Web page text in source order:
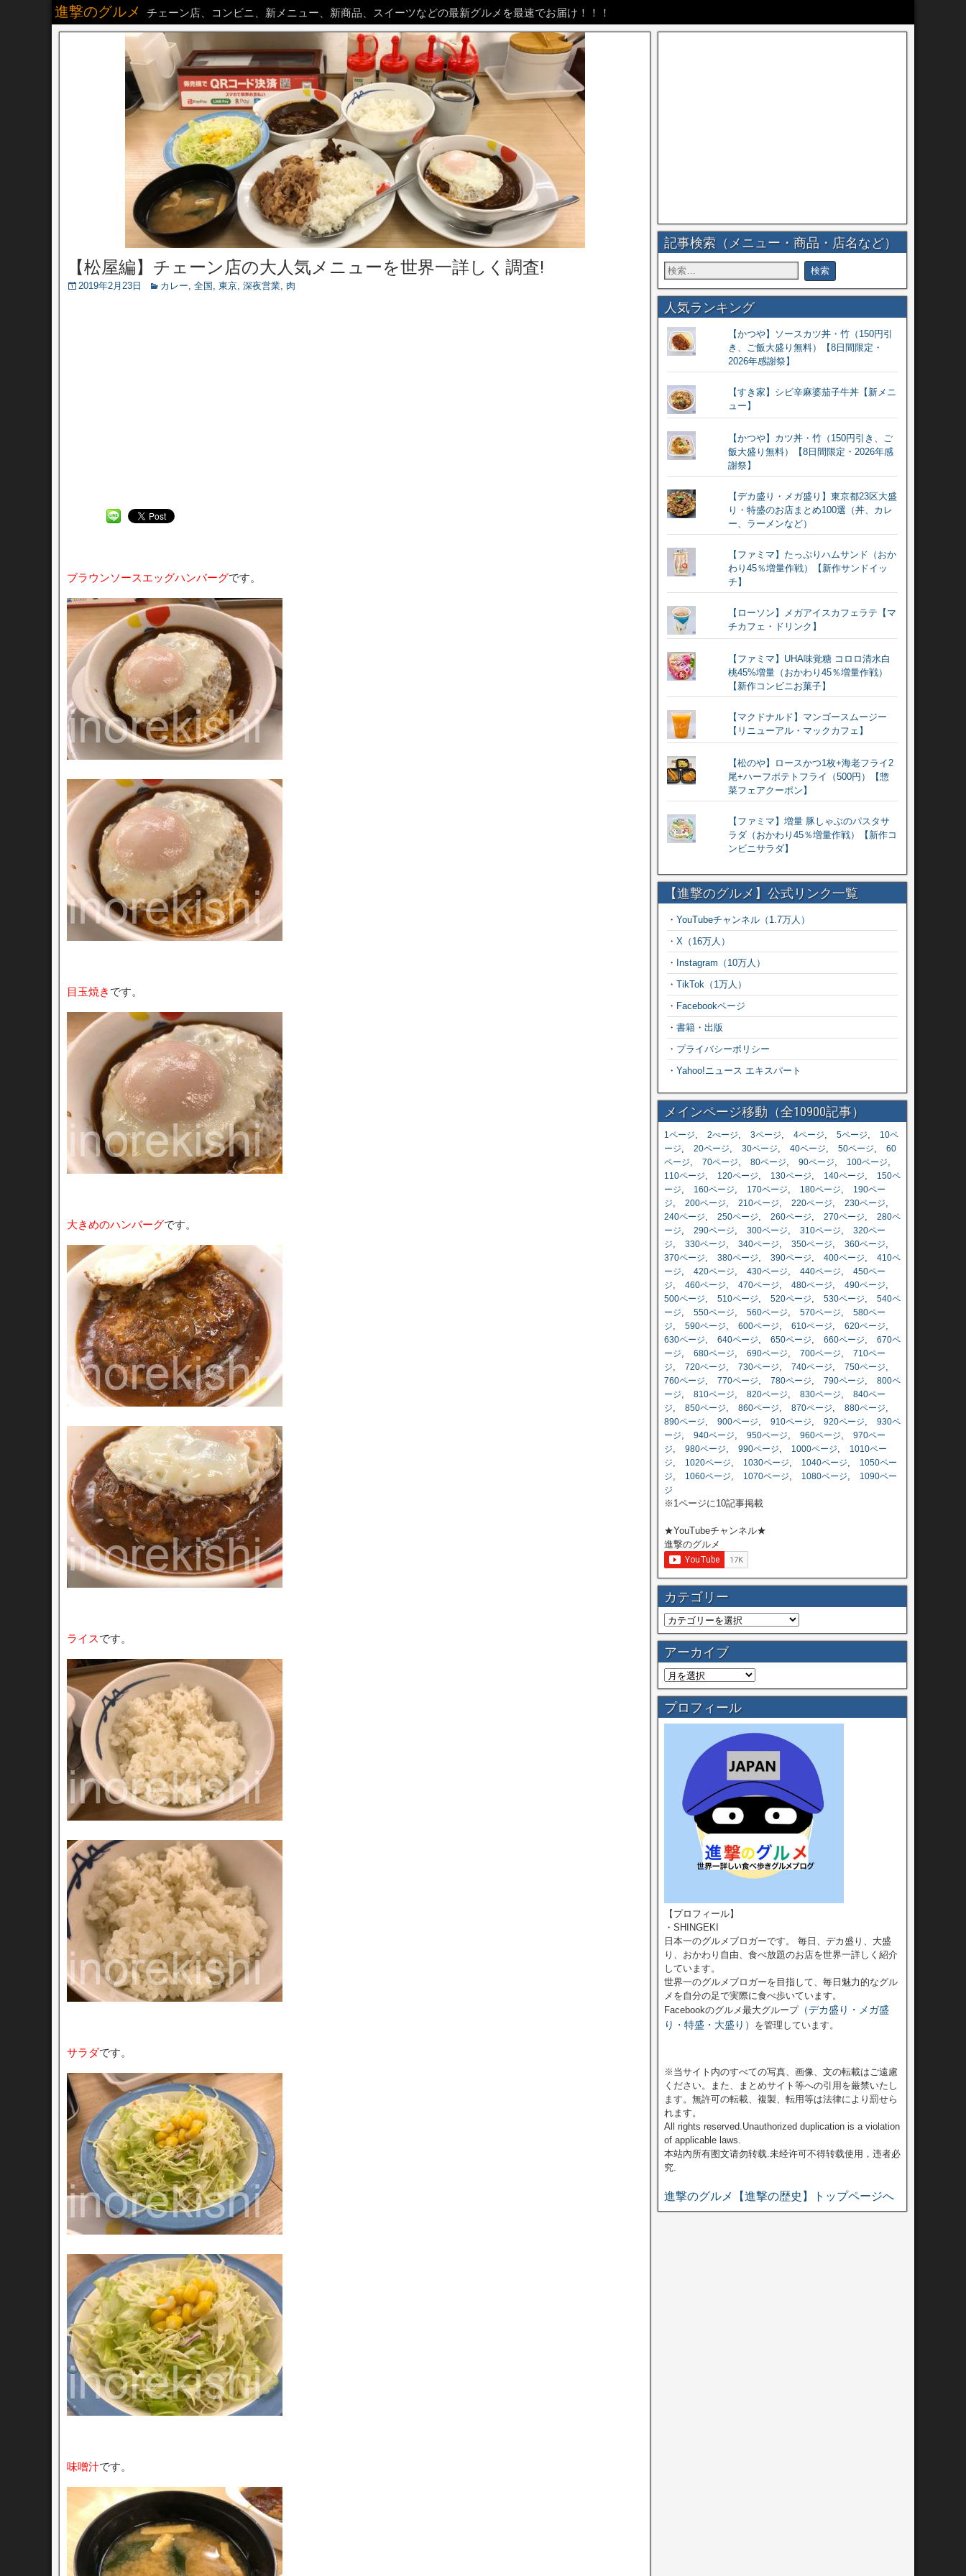
進撃のグルメ チェーン店、コンビニ、新メニュー、新商品、スイーツなどの最新グルメを最速でお届け！！！
【松屋編】チェーン店の大人気メニューを世界一詳しく調査!
2019年2月23日 カレー, 全国 , 東京, 深夜営業, 肉
ブラウンソースエッグハンバーグです。
目玉焼き です。
大きめのハンバーグです。
ライスです。
サラダです。
味噌汁です。
記事検索（メニュー・商品・店名など）
人気ランキング
【かつや】ソースカツ丼・竹（150円引
き、ご飯大盛り無料）【8日間限定・
2026年感謝祭】
【すき家】シビ辛麻婆茄子牛丼【新メニ
ュー】
【かつや】カツ丼・竹（150円引き、ご
飯大盛り無料）【8日間限定・2026年感
謝祭】
【デカ盛り・メガ盛り】東京都23区大盛
り・特盛のお店まとめ100選（丼、カレ
ー、ラーメンなど）
【ファミマ】たっぷりハムサンド（おか
わり45％増量作戦）【新作サンドイッ
チ】
【ローソン】メガアイスカフェラテ【マ
チカフェ・ドリンク】
【ファミマ】UHA味覚糖 コロロ清水白
桃45%増量（おかわり45％増量作戦）
【新作コンビニお菓子】
【マクドナルド】マンゴースムージー
【リニューアル・マックカフェ】
【松のや】ロースかつ1枚+海老フライ2
尾+ハーフポテトフライ（500円）【惣
菜フェアクーポン】
【ファミマ】増量 豚しゃぶのパスタサ
ラダ（おかわり45％増量作戦）【新作コ
ンビニサラダ】
【進撃のグルメ】公式リンク一覧
・ YouTubeチャンネル（1.7万人）
・ X（16万人）
・ Instagram（10万人）
・ TikTok（1万人）
・ Facebookページ
・ 書籍・出版
・ プライバシーポリシー
・ Yahoo!ニュース エキスパート
メインページ移動（全10900記事）
1ページ, 2ぺージ, 3ページ, 4ページ, 5ページ,
10ペ
ージ, 20ページ, 30ページ, 40ページ, 50ページ, 60
ページ, 70ページ, 80ページ, 90ページ, 100ページ,
110ページ, 120ページ, 130ページ, 140ページ,
150ペ
ージ, 160ページ, 170ページ, 180ページ,
190ペー
ジ, 200ページ, 210ページ, 220ページ, 230ページ,
240ページ, 250ページ, 260ページ, 270ページ, 280ペ
ージ, 290ページ, 300ページ, 310ページ, 320ペー
ジ, 330ページ, 340ページ, 350ページ, 360ページ,
370ページ, 380ページ, 390ページ, 400ページ, 410ペ
ージ, 420ページ, 430ページ, 440ページ, 450ペー
ジ, 460ページ, 470ページ, 480ページ, 490ページ,
500ページ, 510ページ, 520ページ, 530ページ, 540ペ
ージ, 550ページ, 560ページ, 570ページ, 580ペー
ジ, 590ページ, 600ページ, 610ページ, 620ページ,
630ページ, 640ページ, 650ページ, 660ページ, 670ペ
ージ, 680ページ, 690ページ, 700ページ, 710ペー
ジ, 720ページ, 730ページ, 740ページ, 750ページ,
760ページ, 770ページ, 780ページ, 790ページ, 800ペ
ージ, 810ページ, 820ページ, 830ページ, 840ペー
ジ, 850ページ, 860ページ, 870ページ, 880ページ,
890ページ, 900ページ, 910ページ, 920ページ, 930ペ
ージ, 940ページ, 950ページ, 960ページ, 970ペー
ジ, 980ページ, 990ページ, 1000ページ,
1010ペー
ジ, 1020ページ, 1030ページ, 1040ページ,
1050ペー
ジ, 1060ページ, 1070ページ, 1080ページ,
1090ペー
ジ
※1ページに10記事掲載
★YouTubeチャンネル★
進撃のグルメ
カテゴリー
アーカイブ
プロフィール
【プロフィール】
・SHINGEKI
日本一のグルメブロガーです。 毎日、デカ盛り、大盛
り、おかわり自由、食べ放題のお店を世界一詳しく紹介
しています。
世界一のグルメブロガーを目指して、毎日魅力的なグル
メを自分の足で実際に食べ歩いています。
Facebookのグルメ最大グループ（デカ盛り・メガ盛
り・特盛・大盛り） を管理しています。
※当サイト内のすべての写真、画像、文の転載はご遠慮
ください。また、まとめサイト等への引用を厳禁いたし
ます。無許可の転載、複製、転用等は法律により罰せら
れます。
All rights reserved.Unauthorized duplication is a violation
of applicable laws.
本站內所有图文请勿转载.未经许可不得转载使用，违者必
究.
進撃のグルメ【進撃の歴史】トップページへ